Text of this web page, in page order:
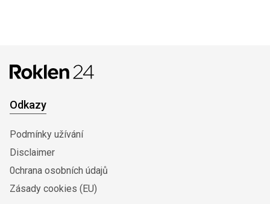
Odkazy
Podmínky užívání
Disclaimer
0chrana osobních údajů
Zásady cookies (EU)